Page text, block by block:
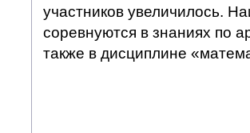
участников увеличилось.
соревнуются в знаниях по
также в дисциплине